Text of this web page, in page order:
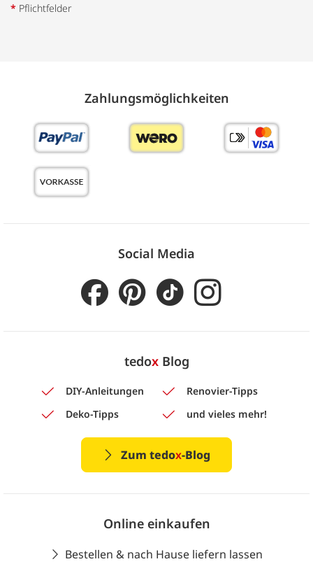
* Pflichtfelder
Zahlungs­möglich­keiten
Social Media
tedoxBlog
DIY-Anleitungen
Renovier-Tipps
Deko-Tipps
und vieles mehr!
Zum tedox-Blog
Online einkaufen
Bestellen & nach Hause liefern lassen